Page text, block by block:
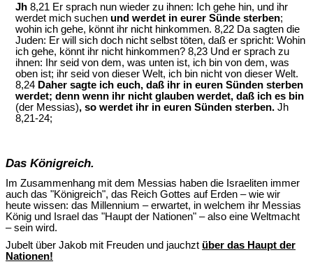
Jh 8,21 Er sprach nun wieder zu ihnen: Ich gehe hin, und ihr
werdet mich suchen und werdet in eurer Sünde sterben;
wohin ich gehe, könnt ihr nicht hinkommen. 8,22 Da sagten die
Juden: Er will sich doch nicht selbst töten, daß er spricht: Wohin
ich gehe, könnt ihr nicht hinkommen? 8,23 Und er sprach zu
ihnen: Ihr seid von dem, was unten ist, ich bin von dem, was
oben ist; ihr seid von dieser Welt, ich bin nicht von dieser Welt.
8,24 Daher sagte ich euch, daß ihr in euren Sünden sterben
werdet; denn wenn ihr nicht glauben werdet, daß ich es bin
(der Messias), so werdet ihr in euren Sünden sterben. Jh
8,21-24;
Das Königreich.
Im Zusammenhang mit dem Messias haben die Israeliten immer
auch das "Königreich", das Reich Gottes auf Erden – wie wir
heute wissen: das Millennium – erwartet, in welchem ihr Messias
König und Israel das "Haupt der Nationen" – also eine Weltmacht
– sein wird.
Jubelt über Jakob mit Freuden und jauchzt über das Haupt der
Nationen!